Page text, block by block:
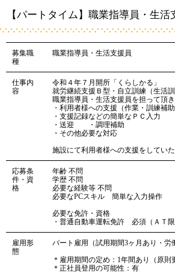
【パートタイム】職業指導員・生活
募集職
種
職業指導員・生活支援員
仕事内
容
令和４年７月開所「くらしかる」
就労継続支援Ｂ型・自立訓練（生活
職業指導員・生活支援員を担って頂き
・利用者様への支援（作業・訓練補助
・支援記録などの簡単なＰＣ入力
・送迎 ・調理補助
・その他必要な対応
施設にて利用者様への支援をしていた
応募条
件・資
格
年齢 不問
学歴 不問
必要な経験等 不問
必要なPCスキル 簡単な入力操作
必要な免許・資格
・普通自動車運転免許 必須（ＡＴ限
雇用形
態
パート雇用（試用期間3ヶ月あり・労
＊雇用期間の定め：1年間あり（原則
＊正社員登用の可能性：有